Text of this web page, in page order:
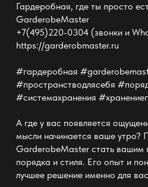
Гардеробная, где ты просто
GarderobeMaster
+7(495)220-0304 (звонки и
https://garderobmaster.ru
#гардеробная
#пространстводлясебя
#системахранения
А где у вас появляется
мысли начинается ваше утро?
GarderobeMasterстать вашим
порядка и стиля. Его опыт и
лучшее решение именно для